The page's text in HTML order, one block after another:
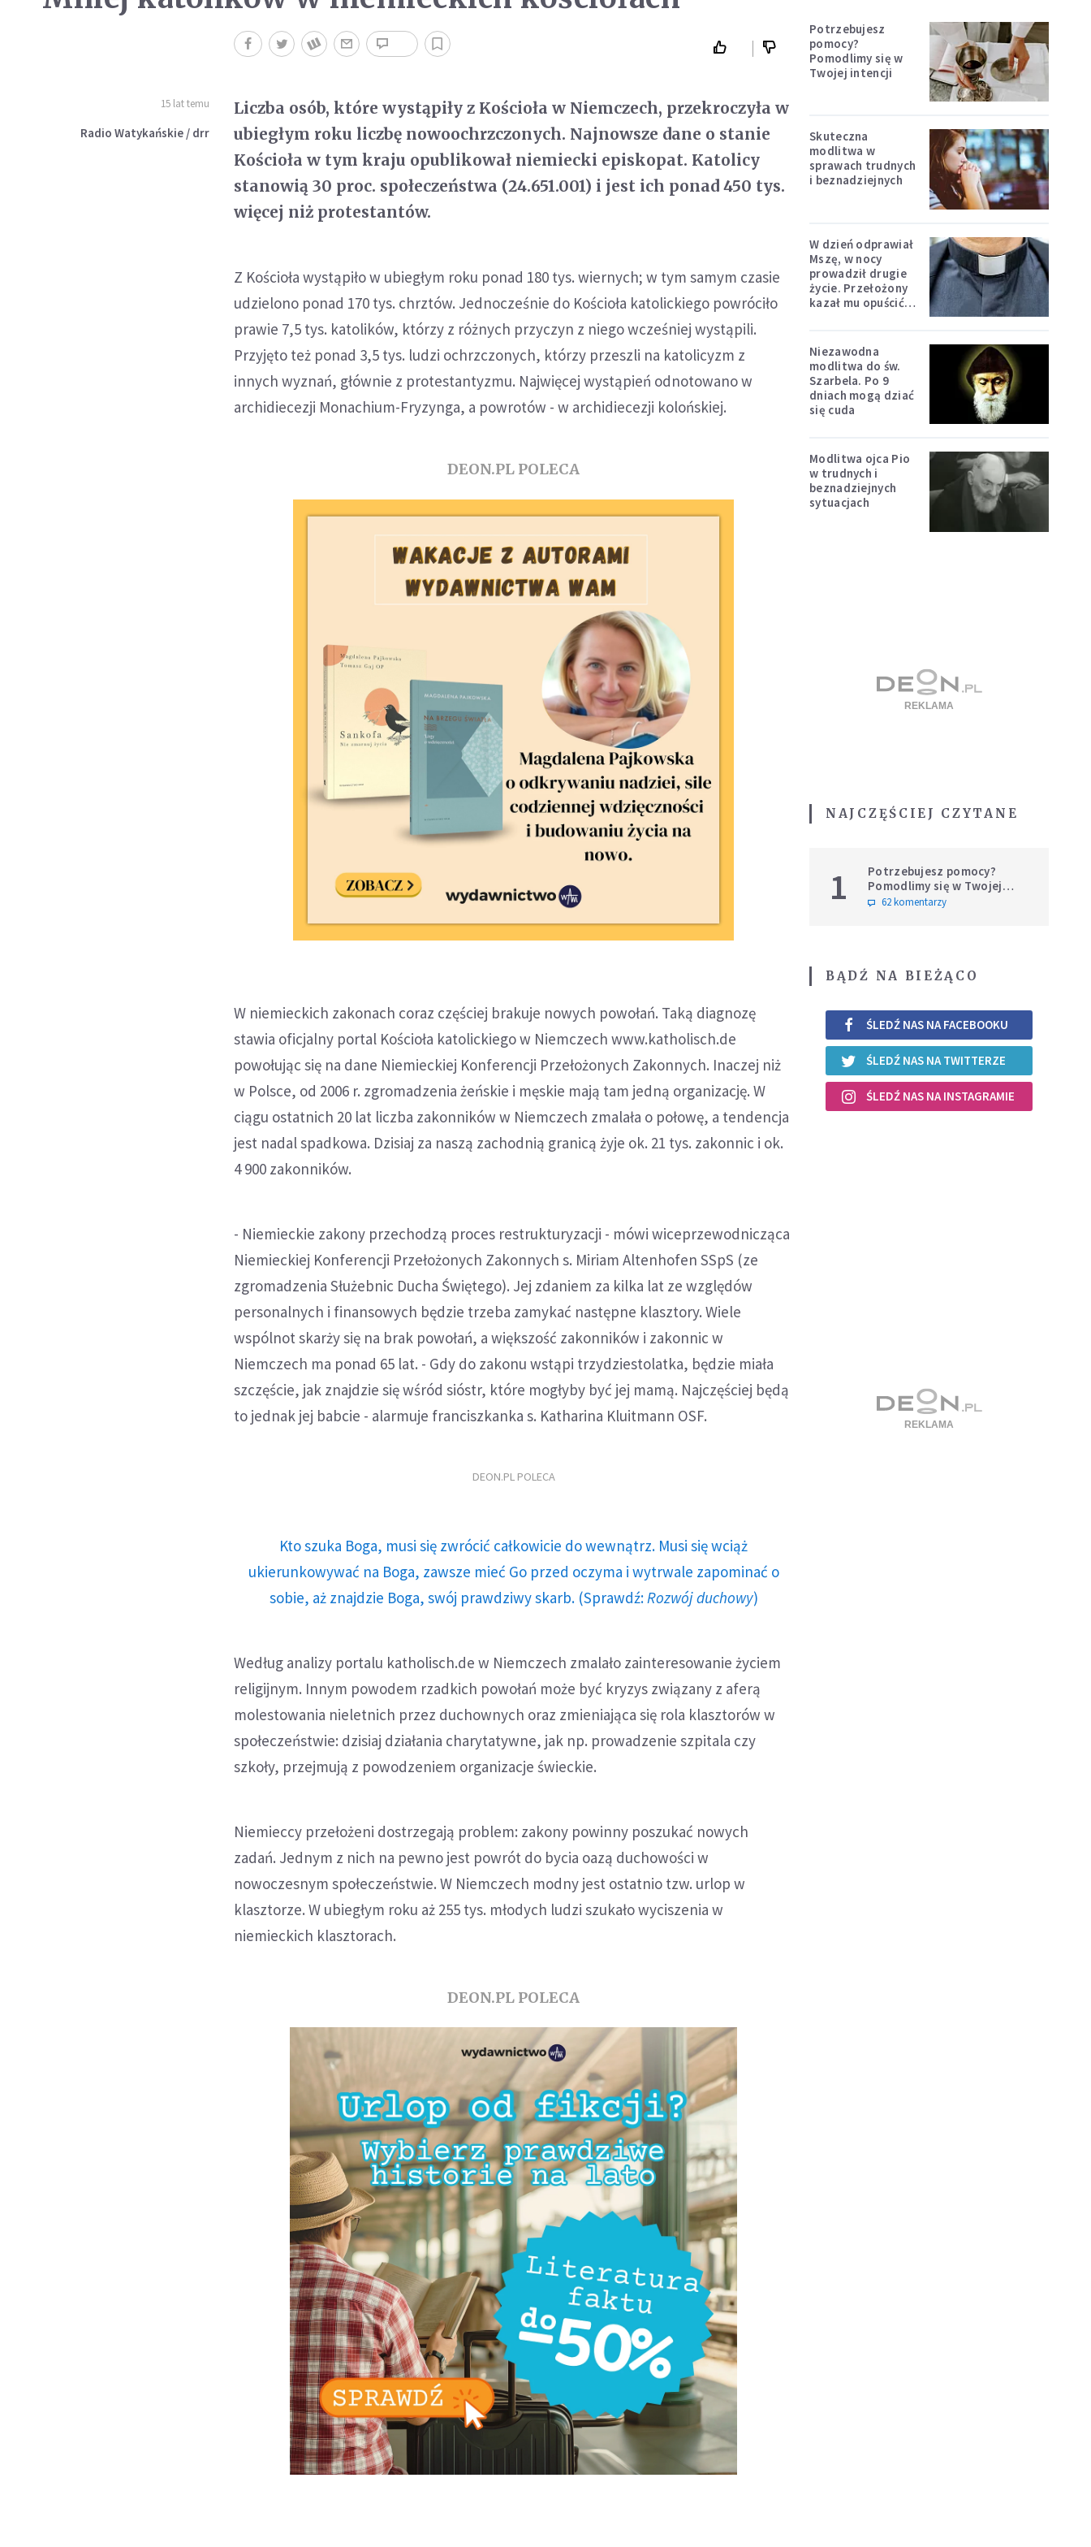
15 lat temu
Radio Watykańskie / drr
Liczba osób, które wystąpiły z Kościoła w Niemczech, przekroczyła w
ubiegłym roku liczbę nowoochrzczonych. Najnowsze dane o stanie
Kościoła w tym kraju opublikował niemiecki episkopat. Katolicy
stanowią 30 proc. społeczeństwa (24.651.001) i jest ich ponad 450 tys.
więcej niż protestantów.
Z Kościoła wystąpiło w ubiegłym roku ponad 180 tys. wiernych; w tym samym czasie
udzielono ponad 170 tys. chrztów. Jednocześnie do Kościoła katolickiego powróciło
prawie 7,5 tys. katolików, którzy z różnych przyczyn z niego wcześniej wystąpili.
Przyjęto też ponad 3,5 tys. ludzi ochrzczonych, którzy przeszli na katolicyzm z
innych wyznań, głównie z protestantyzmu. Najwięcej wystąpień odnotowano w
archidiecezji Monachium-Fryzynga, a powrotów - w archidiecezji kolońskiej.
DEON.PL POLECA
W niemieckich zakonach coraz częściej brakuje nowych powołań. Taką diagnozę
stawia oficjalny portal Kościoła katolickiego w Niemczech www.katholisch.de
powołując się na dane Niemieckiej Konferencji Przełożonych Zakonnych. Inaczej niż
w Polsce, od 2006 r. zgromadzenia żeńskie i męskie mają tam jedną organizację. W
ciągu ostatnich 20 lat liczba zakonników w Niemczech zmalała o połowę, a tendencja
jest nadal spadkowa. Dzisiaj za naszą zachodnią granicą żyje ok. 21 tys. zakonnic i ok.
4 900 zakonników.
- Niemieckie zakony przechodzą proces restrukturyzacji - mówi wiceprzewodnicząca
Niemieckiej Konferencji Przełożonych Zakonnych s. Miriam Altenhofen SSpS (ze
zgromadzenia Służebnic Ducha Świętego). Jej zdaniem za kilka lat ze względów
personalnych i finansowych będzie trzeba zamykać następne klasztory. Wiele
wspólnot skarży się na brak powołań, a większość zakonników i zakonnic w
Niemczech ma ponad 65 lat. - Gdy do zakonu wstąpi trzydziestolatka, będzie miała
szczęście, jak znajdzie się wśród sióstr, które mogłyby być jej mamą. Najczęściej będą
to jednak jej babcie - alarmuje franciszkanka s. Katharina Kluitmann OSF.
DEON.PL POLECA
Kto szuka Boga, musi się zwrócić całkowicie do wewnątrz. Musi się wciąż
ukierunkowywać na Boga, zawsze mieć Go przed oczyma i wytrwale zapominać o
sobie, aż znajdzie Boga, swój prawdziwy skarb. (Sprawdź:Rozwój duchowy)
Według analizy portalu katholisch.de w Niemczech zmalało zainteresowanie życiem
religijnym. Innym powodem rzadkich powołań może być kryzys związany z aferą
molestowania nieletnich przez duchownych oraz zmieniająca się rola klasztorów w
społeczeństwie: dzisiaj działania charytatywne, jak np. prowadzenie szpitala czy
szkoły, przejmują z powodzeniem organizacje świeckie.
Niemieccy przełożeni dostrzegają problem: zakony powinny poszukać nowych
zadań. Jednym z nich na pewno jest powrót do bycia oazą duchowości w
nowoczesnym społeczeństwie. W Niemczech modny jest ostatnio tzw. urlop w
klasztorze. W ubiegłym roku aż 255 tys. młodych ludzi szukało wyciszenia w
niemieckich klasztorach.
DEON.PL POLECA
Potrzebujesz
pomocy?
Pomodlimy się w
Twojej intencji
Skuteczna
modlitwa w
sprawach trudnych
i beznadziejnych
W dzień odprawiał
Mszę, w nocy
prowadził drugie
życie. Przełożony
kazał mu opuścić
Niezawodna
modlitwa do św.
Szarbela. Po 9
dniach mogą dziać
się cuda
Modlitwa ojca Pio
w trudnych i
beznadziejnych
sytuacjach
NAJCZĘŚCIEJ CZYTANE
1
Potrzebujesz pomocy?
Pomodlimy się w Twojej
intencji
62 komentarzy
BĄDŹ NA BIEŻĄCO
ŚLEDŹ NAS NA FACEBOOKU
ŚLEDŹ NAS NA TWITTERZE
ŚLEDŹ NAS NA INSTAGRAMIE